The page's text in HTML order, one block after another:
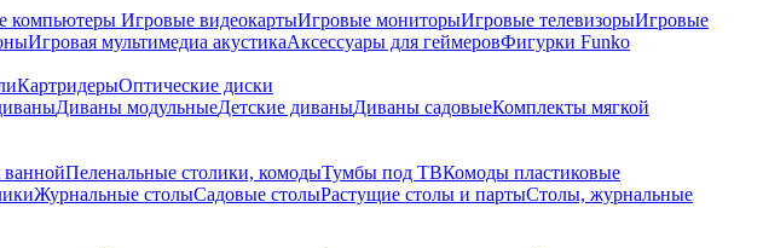
компьютеры Игровые видеокартыИгровые мониторыИгровые телевизорыИгровые
Игровая мультимедиа акустикаАксессуары для геймеровФигурки Funko
КартридерыОптические диски
Диваны модульныеДетские диваныДиваны садовыеКомплекты мягкой
Пеленальные столики, комодыТумбы под ТВКомоды пластиковые
Журнальные столыСадовые столыРастущие столы и партыСтолы, журнальные